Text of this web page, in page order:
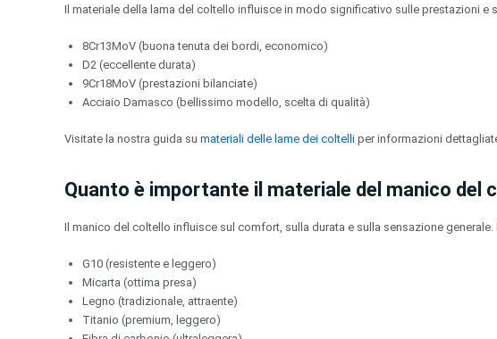
Il materiale della lama del coltello influisce in modo significativo sulle prestazioni
8Cr13MoV (buona tenuta dei bordi, economico)
D2 (eccellente durata)
9Cr18MoV (prestazioni bilanciate)
Acciaio Damasco (bellissimo modello, scelta di qualità)
Visitate la nostra guida su materiali delle lame dei coltelli per informazioni
Quanto è importante il materiale del manico del
Il manico del coltello influisce sul comfort, sulla durata e sulla sensazione
G10 (resistente e leggero)
Micarta (ottima presa)
Legno (tradizionale, attraente)
Titanio (premium, leggero)